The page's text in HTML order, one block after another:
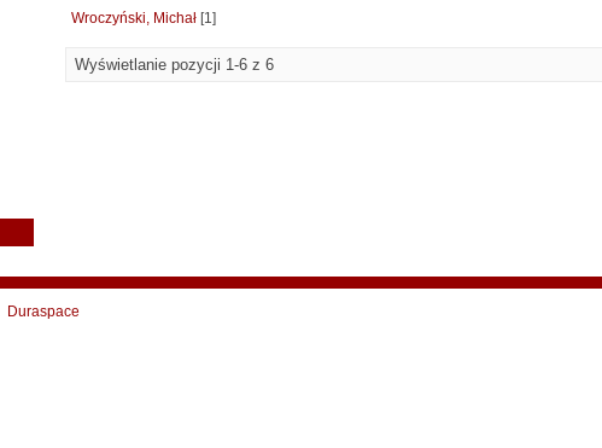
Wroczyński, Michał [1]
Wyświetlanie pozycji 1-6 z 6
Duraspace